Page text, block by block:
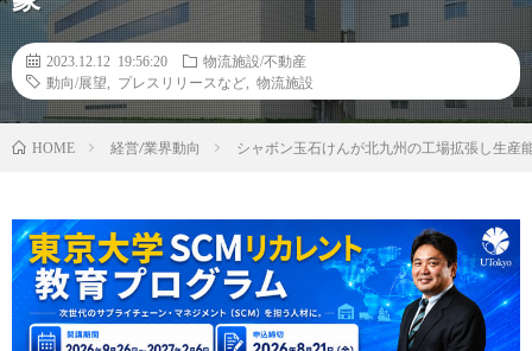
2023.12.12 19:56:20
物流施設/不動産
動向/展望
プレスリリースなど 物流施設
HOME 経営/業界動向 シャボン玉石けんが北九州の工場拡張し生産